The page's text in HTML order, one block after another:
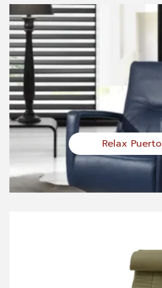
Relax Puerto